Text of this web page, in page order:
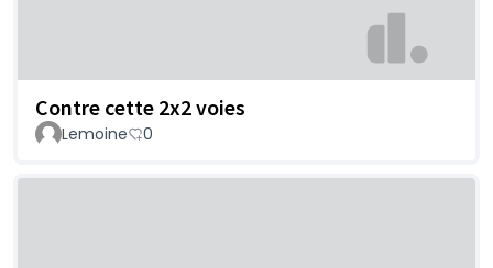
Contre cette 2x2 voies
Lemoine 0